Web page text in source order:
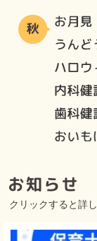
クリックすると詳